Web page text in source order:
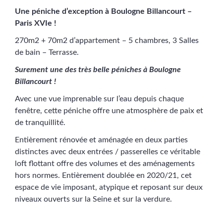
Une péniche d’exception à Boulogne Billancourt –
Paris XVIe !
270m2 + 70m2 d’appartement – 5 chambres, 3 Salles
de bain – Terrasse.
Surement une des très belle péniches à Boulogne
Billancourt !
Avec une vue imprenable sur l’eau depuis chaque
fenêtre, cette péniche offre une atmosphère de paix et
de tranquillité.
Entièrement rénovée et aménagée en deux parties
distinctes avec deux entrées / passerelles ce véritable
loft flottant offre des volumes et des aménagements
hors normes. Entièrement doublée en 2020/21, cet
espace de vie imposant, atypique et reposant sur deux
niveaux ouverts sur la Seine et sur la verdure.